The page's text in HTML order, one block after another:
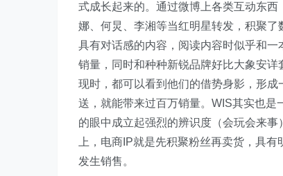
式成长起来的。通过微博上各类互动东
娜、何炅、李湘等当红明星转发，积聚
具有对话感的内容，阅读内容时似乎和
销量，同时和种种新锐品牌好比大象安
现时，都可以看到他们的借势身影，形
送，就能带来过百万销量。WIS其实也
的眼中成立起强烈的辨识度（会玩会来
上，电商IP就是先积聚粉丝再卖货，具
发生销售。